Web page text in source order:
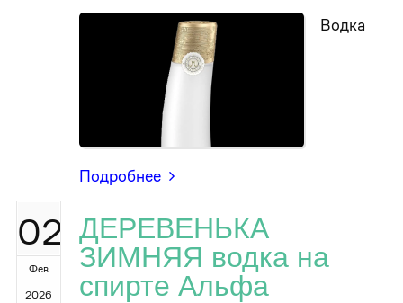
Водка
Подробнее
02
Фев
2026
ДЕРЕВЕНЬКА
ЗИМНЯЯ водка на
спирте Альфа